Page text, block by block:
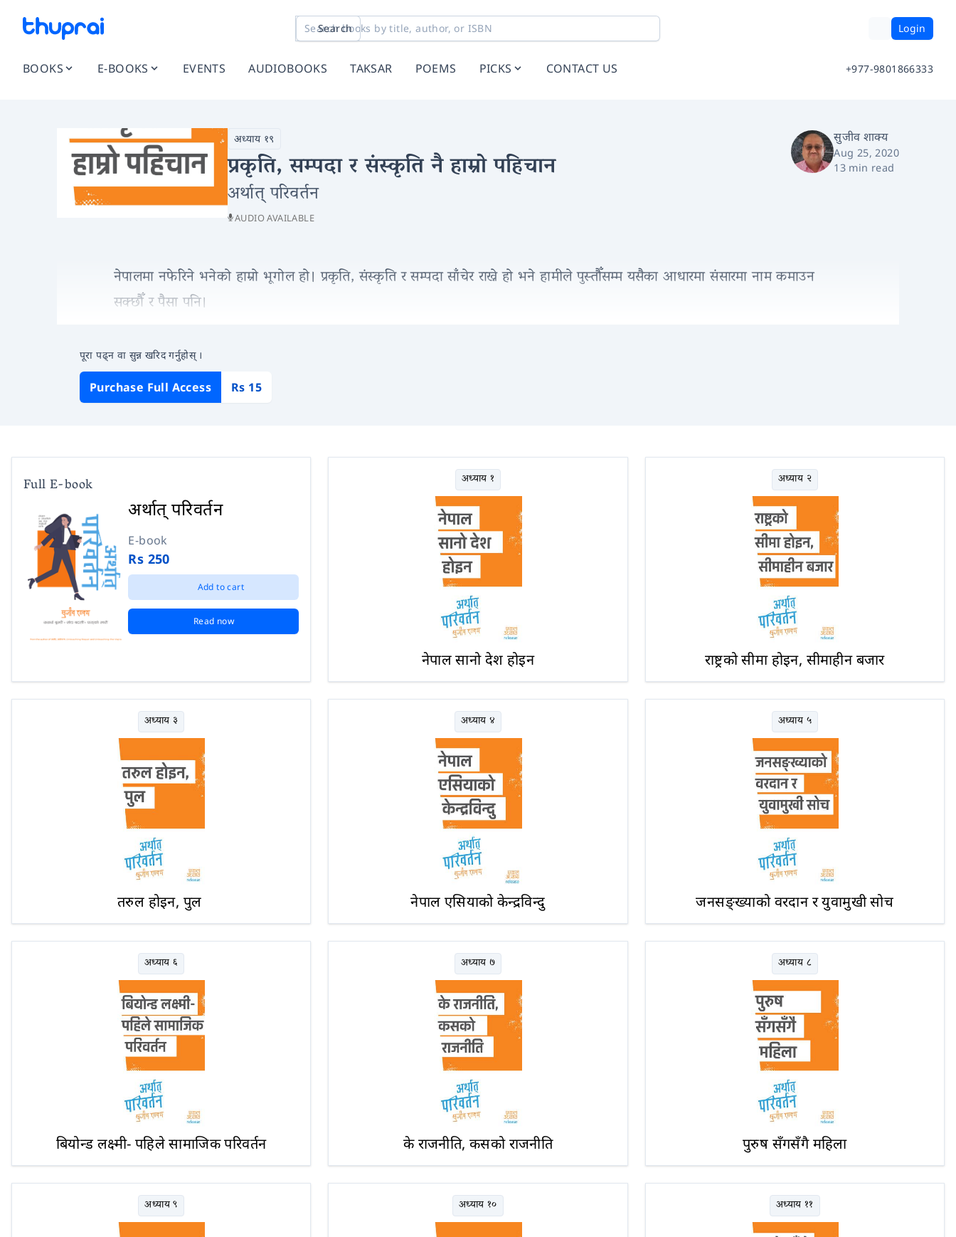
Search Login
BOOKS E-BOOKS EVENTS AUDIOBOOKS TAKSAR POEMS PICKS CONTACT US +977-9801866333
अध्याय १९
प्रकृति, सम्पदा र संस्कृति नै हाम्रो पहिचान
अर्थात् परिवर्तन
सुजीव शाक्य
Aug 25, 2020
13 min read
AUDIO AVAILABLE
नेपालमा नफेरिने भनेको हाम्रो भूगोल हो। प्रकृति, संस्कृति र सम्पदा साँचेर राख्ने हो भने हामीले पुस्तौँसम्म यसैका आधारमा संसारमा नाम कमाउन
सक्छौँ र पैसा पनि।
पूरा पढ्न वा सुन्न खरिद गर्नुहोस् ।
Purchase Full Access Rs 15
Full E-book
अर्थात् परिवर्तन
E-book
Rs 250
Add to cart
Read now
अध्याय १
नेपाल सानो देश होइन
अध्याय २
राष्ट्रको सीमा होइन, सीमाहीन बजार
अध्याय ३
तरुल होइन, पुल
अध्याय ४
नेपाल एसियाको केन्द्रविन्दु
अध्याय ५
जनसङ्ख्याको वरदान र युवामुखी सोच
अध्याय ६
बियोन्ड लक्ष्मी- पहिले सामाजिक परिवर्तन
अध्याय ७
के राजनीति, कसको राजनीति
अध्याय ८
पुरुष सँगसँगै महिला
अध्याय ९ अध्याय १० अध्याय ११